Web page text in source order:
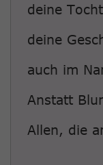
deine
deine
auch im
Anstatt
Allen, die